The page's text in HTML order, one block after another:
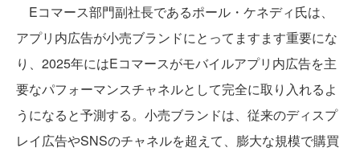
Eコマース部門副社長であるポール・ケネディ氏は、
アプリ内広告が小売ブランドにとってますます重要にな
り、2025年にはEコマースがモバイルアプリ内広告を主
要なパフォーマンスチャネルとして完全に取り入れるよ
うになると予測する。小売ブランドは、従来のディスプ
レイ広告やSNSのチャネルを超えて、膨大な規模で購買